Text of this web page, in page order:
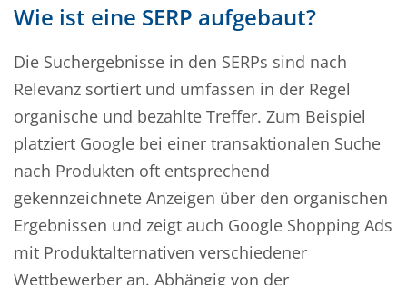
Wie ist eine SERP aufgebaut?
Die Suchergebnisse in den SERPs sind nach
Relevanz sortiert und umfassen in der Regel
organische und bezahlte Treffer. Zum Beispiel
platziert Google bei einer transaktionalen Suche
nach Produkten oft entsprechend
gekennzeichnete Anzeigen über den organischen
Ergebnissen und zeigt auch Google Shopping Ads
mit Produktalternativen verschiedener
Wettbewerber an. Abhängig von der